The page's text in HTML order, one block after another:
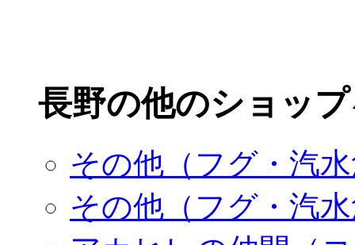
長野の他のショッ
その他（フグ・汽
その他（フグ・汽